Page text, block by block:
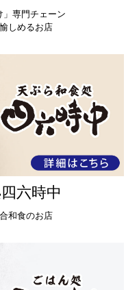
」専門チェーン
しめるお店
六時中
和食のお店